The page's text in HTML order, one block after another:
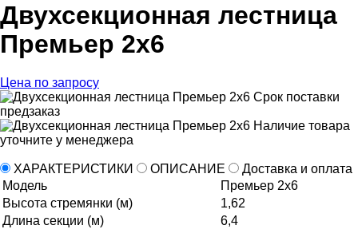
Двухсекционная лестница
Премьер 2x6
Цена по запросу
Срок поставки
предзаказ
Наличие товара
уточните у менеджера
ХАРАКТЕРИСТИКИ ОПИСАНИЕ
Доставка и оплата
Модель
Премьер 2x6
Высота стремянки (м)
1,62
Длина секции (м)
6,4